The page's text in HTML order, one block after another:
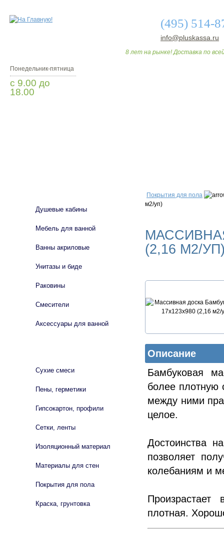
(495) 514-
info@pluskassa.ru
8 лет на рынке! Доставка по
Понедельник-пятница
с 9.00 до
18.00
Покрытия для пола
м2/уп)
(2,16 М2/
Описание
Бамбуковая
более плотную
между ними
целое.
Достоинства
позволяет
колебаниям и
Произрастает
плотная.
Душевые кабины
Мебель для ванной
Ванны акриловые
Унитазы и биде
Раковины
Смесители
Аксессуары для ванной
Сухие смеси
Пены, герметики
Гипсокартон, профили
Сетки, ленты
Изоляционный материал
Материалы для стен
Покрытия для пола
Краска, грунтовка